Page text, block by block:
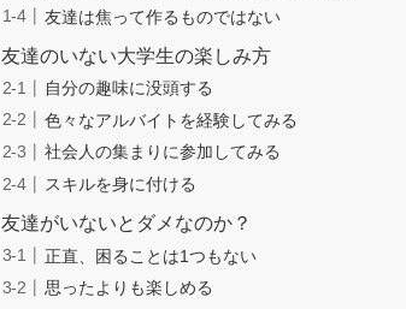
友達は焦って作るものではない
友達のいない大学生の楽しみ方
自分の趣味に没頭する
色々なアルバイトを経験してみる
社会人の集まりに参加してみる
スキルを身に付ける
友達がいないとダメなのか？
正直、困ることは1つもない
思ったよりも楽しめる